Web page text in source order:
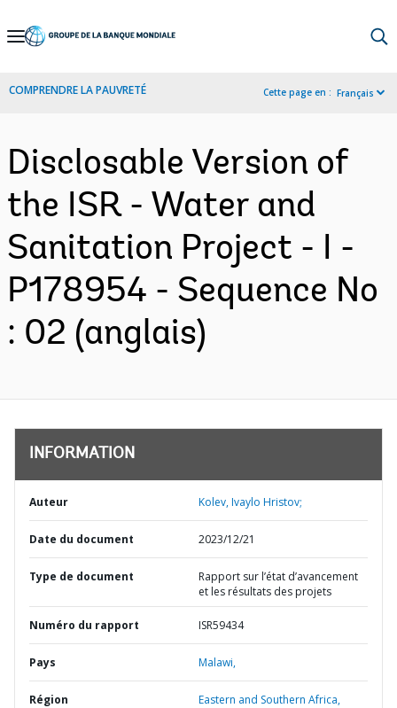
Skip
Navigation
COMPRENDRE LA PAUVRETÉ Cette page en : Français
Disclosable Version of
the ISR - Water and
Sanitation Project - I -
P178954 - Sequence No
: 02 (anglais)
INFORMATION
Auteur Kolev, Ivaylo Hristov;
Date du document 2023/12/21
Type de document
Rapport sur l’état d’avancement
et les résultats des projets
Numéro du rapport ISR59434
Pays Malawi,
Région Eastern and Southern Africa,